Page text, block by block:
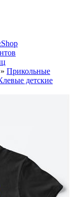
» Прикольные
детские